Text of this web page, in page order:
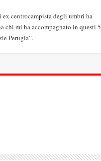
ex centrocampista degli umbri ha
chi mi ha accompagnato in questi 5
Perugia”.